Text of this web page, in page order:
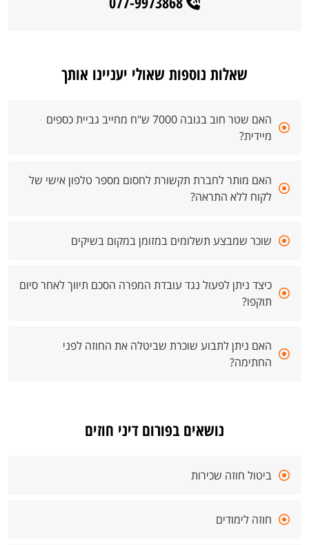
שאלות נוספות שאולי יעניינו אותך
האם שטר חוב בגובה 7000 ש"ח מחייב גביית כספים
מיידית?
האם מותר לחברת תקשורת לחסום מספר טלפון אישי של
לקוח ללא התראה?
שוכר שמבצע תשלומים במזומן במקום בשיקים
כיצד ניתן לפעול נגד עובדת המפרה הסכם תיווך לאחר סיום
תוקפו?
האם ניתן לתבוע שוכרת שביטלה את החוזה לפני
החתימה?
נושאים בפורום דיני חוזים
ביטול חוזה שכירות
חוזה לימודים